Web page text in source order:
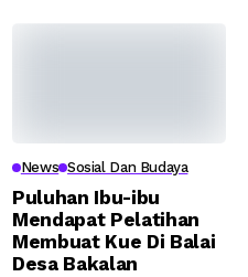
News Sosial Dan Budaya
Puluhan Ibu-ibu
Mendapat Pelatihan
Membuat Kue Di Balai
Desa Bakalan